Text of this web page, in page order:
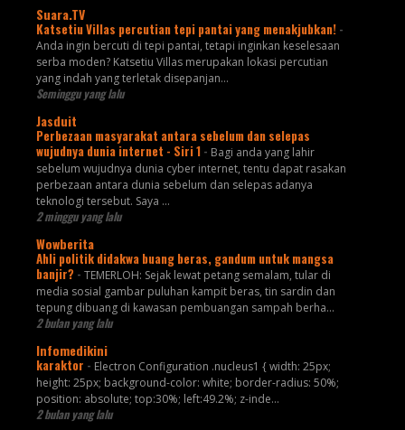
Suara.TV
Katsetiu Villas percutian tepi pantai yang menakjubkan! -
Anda ingin bercuti di tepi pantai, tetapi inginkan keselesaan
serba moden? Katsetiu Villas merupakan lokasi percutian
yang indah yang terletak disepanjan...
Seminggu yang lalu
Jasduit
Perbezaan masyarakat antara sebelum dan selepas
wujudnya dunia internet - Siri 1 - Bagi anda yang lahir
sebelum wujudnya dunia cyber internet, tentu dapat rasakan
perbezaan antara dunia sebelum dan selepas adanya
teknologi tersebut. Saya ...
2 minggu yang lalu
Wowberita
Ahli politik didakwa buang beras, gandum untuk mangsa
banjir? - TEMERLOH: Sejak lewat petang semalam, tular di
media sosial gambar puluhan kampit beras, tin sardin dan
tepung dibuang di kawasan pembuangan sampah berha...
2 bulan yang lalu
Infomedikini
karaktor - Electron Configuration .nucleus1 { width: 25px;
height: 25px; background-color: white; border-radius: 50%;
position: absolute; top:30%; left:49.2%; z-inde...
2 bulan yang lalu